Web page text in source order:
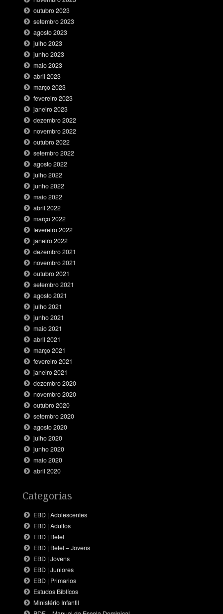
outubro 2023
setembro 2023
agosto 2023
julho 2023
junho 2023
maio 2023
abril 2023
março 2023
fevereiro 2023
janeiro 2023
dezembro 2022
novembro 2022
outubro 2022
setembro 2022
agosto 2022
julho 2022
junho 2022
maio 2022
abril 2022
março 2022
fevereiro 2022
janeiro 2022
dezembro 2021
novembro 2021
outubro 2021
setembro 2021
agosto 2021
julho 2021
junho 2021
maio 2021
abril 2021
março 2021
fevereiro 2021
janeiro 2021
dezembro 2020
novembro 2020
outubro 2020
setembro 2020
agosto 2020
julho 2020
junho 2020
maio 2020
abril 2020
Categorias
EBD | Adolescentes
EBD | Adultos
EBD | Betel
EBD | Betel – Jovens
EBD | Jovens
EBD | Juniores
EBD | Primarios
Estudos Biblícos
Ministério Infantil